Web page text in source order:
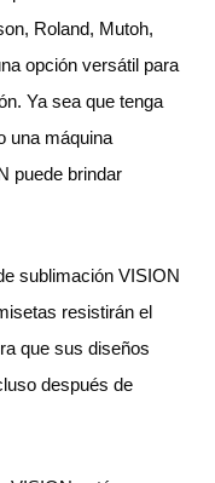
Roland, Mutoh,
opción versátil para
Ya sea que tenga
una máquina
puede brindar
sublimación VISION
resistirán el
que sus diseños
después de